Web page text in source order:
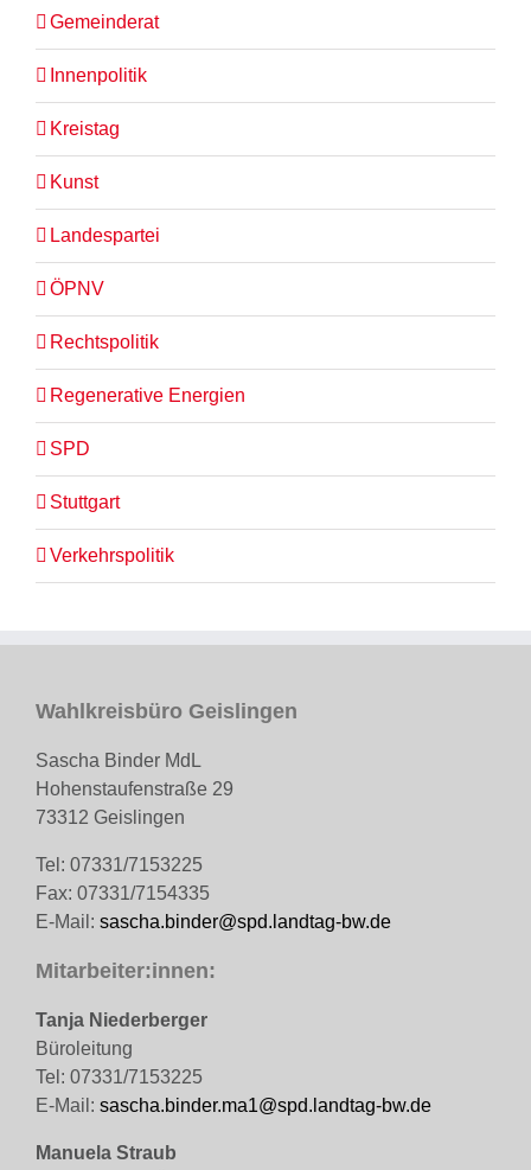
Gemeinderat
Innenpolitik
Kreistag
Kunst
Landespartei
ÖPNV
Rechtspolitik
Regenerative Energien
SPD
Stuttgart
Verkehrspolitik
Wahlkreisbüro Geislingen
Sascha Binder MdL
Hohenstaufenstraße 29
73312 Geislingen
Tel: 07331/7153225
Fax: 07331/7154335
E-Mail: sascha.binder@spd.landtag-bw.de
Mitarbeiter:innen:
Tanja Niederberger
Büroleitung
Tel: 07331/7153225
E-Mail: sascha.binder.ma1@spd.landtag-bw.de
Manuela Straub